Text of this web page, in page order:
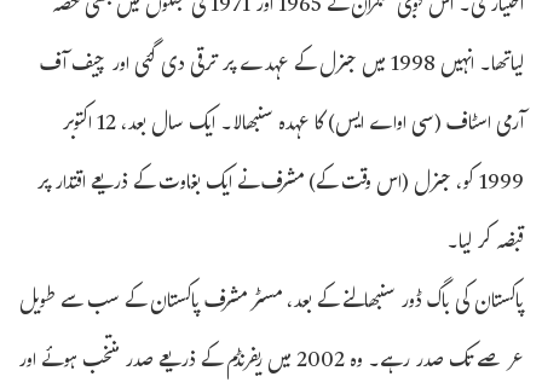
لیاتھا۔ انہیں 1998 میں جنرل کے عہدے پر ترقی دی گئی اور چیف آف
آرمی اسٹاف (سی اواے ایس) کا عہدہ سنبھالا۔ ایک سال بعد، 12 اکتوبر
1999 کو، جنرل (اس وقت کے) مشرف نے ایک بغاوت کے ذریعے اقتدار پر
قبضہ کر لیا۔
پاکستان کی باگ ڈور سنبھالنے کے بعد، مسٹر مشرف پاکستان کے سب سے طویل
عرصے تک صدر رہے۔ وہ 2002 میں ریفرنڈم کے ذریعے صدر منتخب ہوئے اور